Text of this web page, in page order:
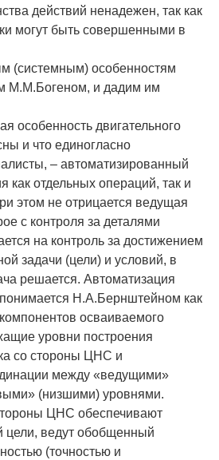
действий ненадежен, так как
могут быть совершенными в
(системным) особен­ностям
М.М.Богеном, и дадим им
особенность двига­тельного
и что едино­гласно
– авто­матизированный
как отдельных опера­ций, так и
этом не отрицается ведущая
с контроля за деталями
на контроль за достиже­нием
задачи (цели) и условий, в
решается. Автоматизация
понима­ет­ся Н.А.Бернштейном как
осваиваемого
уровни построения
со стороны ЦНС и
ме­жду «ведущими»
(низшими) уровнями.
ЦНС обеспечивают
цели, ведут обобщенный
(точностью и